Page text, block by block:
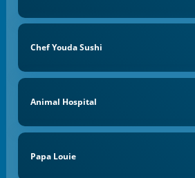
Chef Youda Sushi
Animal Hospital
Papa Louie